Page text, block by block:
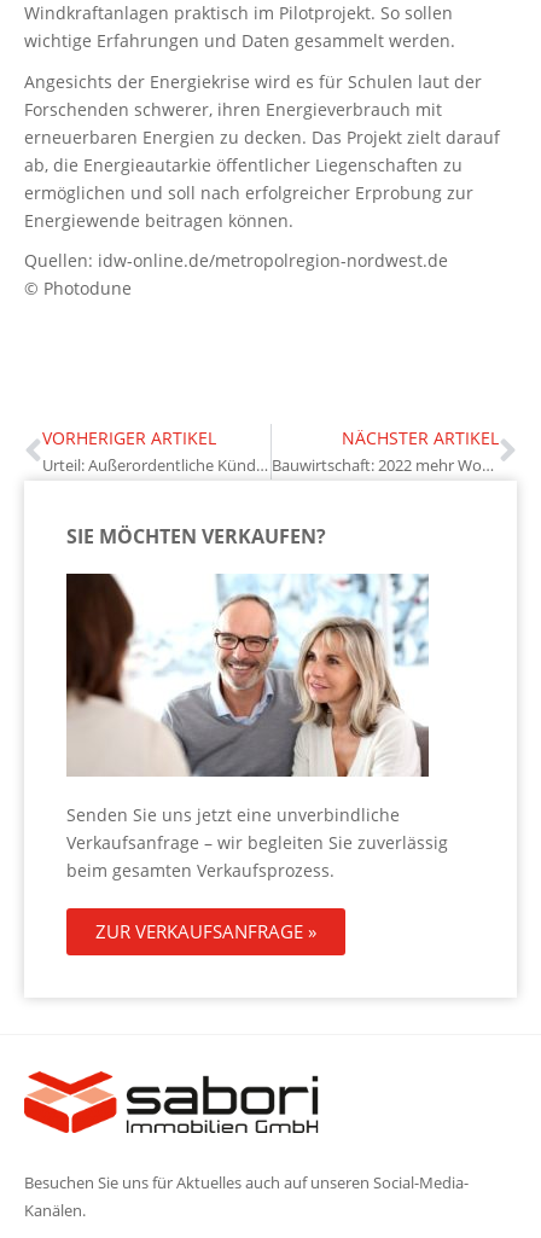
Windkraftanlagen praktisch im Pilotprojekt. So sollen
wichtige Erfahrungen und Daten gesammelt werden.
Angesichts der Energiekrise wird es für Schulen laut der
Forschenden schwerer, ihren Energieverbrauch mit
erneuerbaren Energien zu decken. Das Projekt zielt darauf
ab, die Energieautarkie öffentlicher Liegenschaften zu
ermöglichen und soll nach erfolgreicher Erprobung zur
Energiewende beitragen können.
Quellen: idw-online.de/metropolregion-nordwest.de
© Photodune
VORHERIGER ARTIKEL
Urteil: Außerordentliche Kündigung gerechtfertigt
NÄCHSTER ARTIKEL
Bauwirtschaft: 2022 mehr Wohnungen fertiggestellt als im Vorjahr
SIE MÖCHTEN VERKAUFEN?
Senden Sie uns jetzt eine unverbindliche
Verkaufsanfrage – wir begleiten Sie zuverlässig
beim gesamten Verkaufsprozess.
ZUR VERKAUFSANFRAGE »
Besuchen Sie uns für Aktuelles auch auf unseren Social-Media-
Kanälen.